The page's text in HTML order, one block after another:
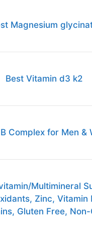
Magnesium
Best Vitamin d3 k2
Complex for Men &
Multimineral
Zinc, Vitamin
Gluten Free, Non-